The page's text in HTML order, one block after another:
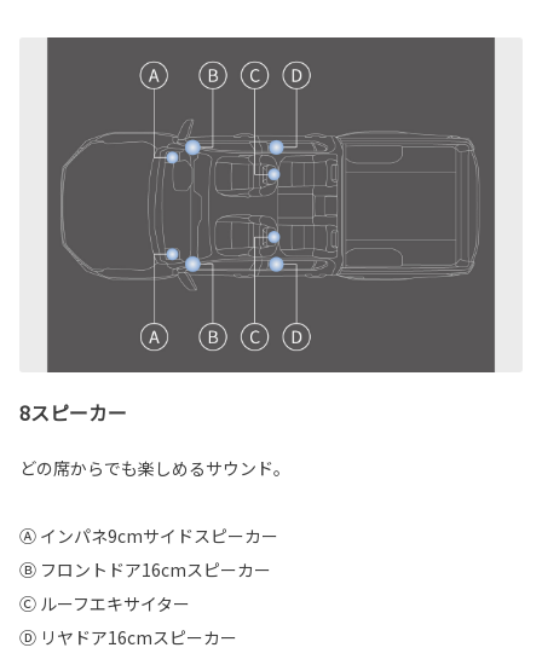
8スピーカー
どの席からでも楽しめるサウンド。
Ⓐ インパネ9cmサイドスピーカー
Ⓑ フロントドア16cmスピーカー
Ⓒ ルーフエキサイター
Ⓓ リヤドア16cmスピーカー